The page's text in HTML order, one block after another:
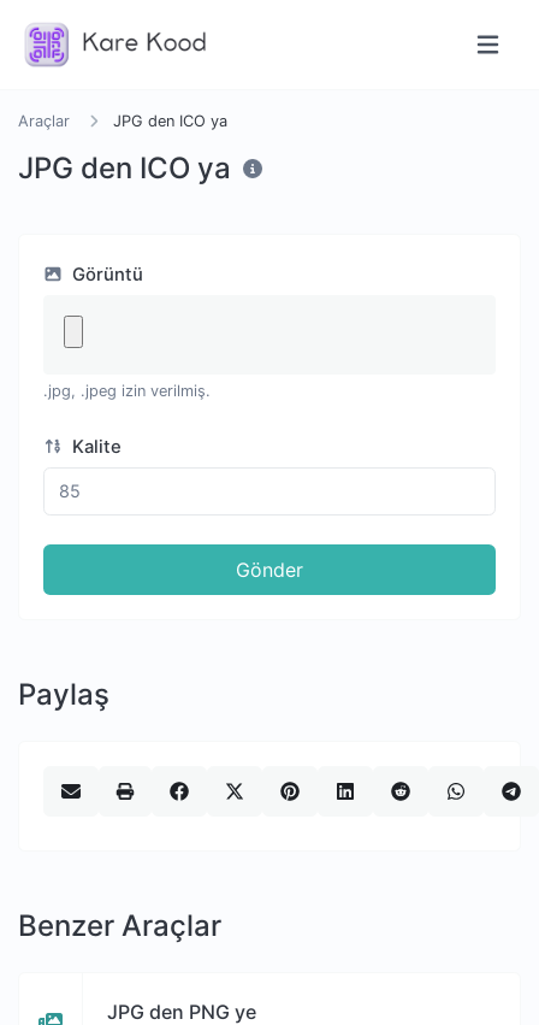
Araçlar JPG den ICO ya
JPG den ICO ya
Görüntü
.jpg, .jpeg izin verilmiş.
Kalite
Gönder
Paylaş
Benzer Araçlar
JPG den PNG ye